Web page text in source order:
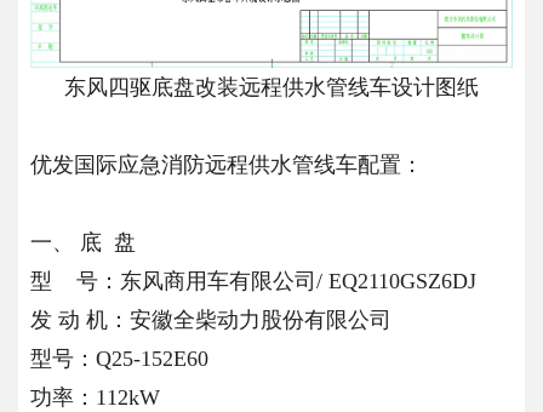
东风四驱底盘改装远程供水管线车设计图纸
优发国际应急消防远程供水管线车配置：
一、 底 盘
型 号：东风商用车有限公司/ EQ2110GSZ6DJ
发 动 机：安徽全柴动力股份有限公司
型号：Q25-152E60
功率：112kW